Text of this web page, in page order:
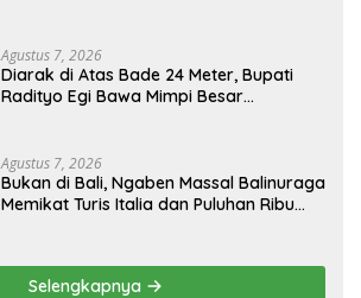
Agustus 7, 2026
Diarak di Atas Bade 24 Meter, Bupati
Radityo Egi Bawa Mimpi Besar
Agustus 7, 2026
Bukan di Bali, Ngaben Massal Balinuraga
Memikat Turis Italia dan Puluhan Ribu
Selengkapnya